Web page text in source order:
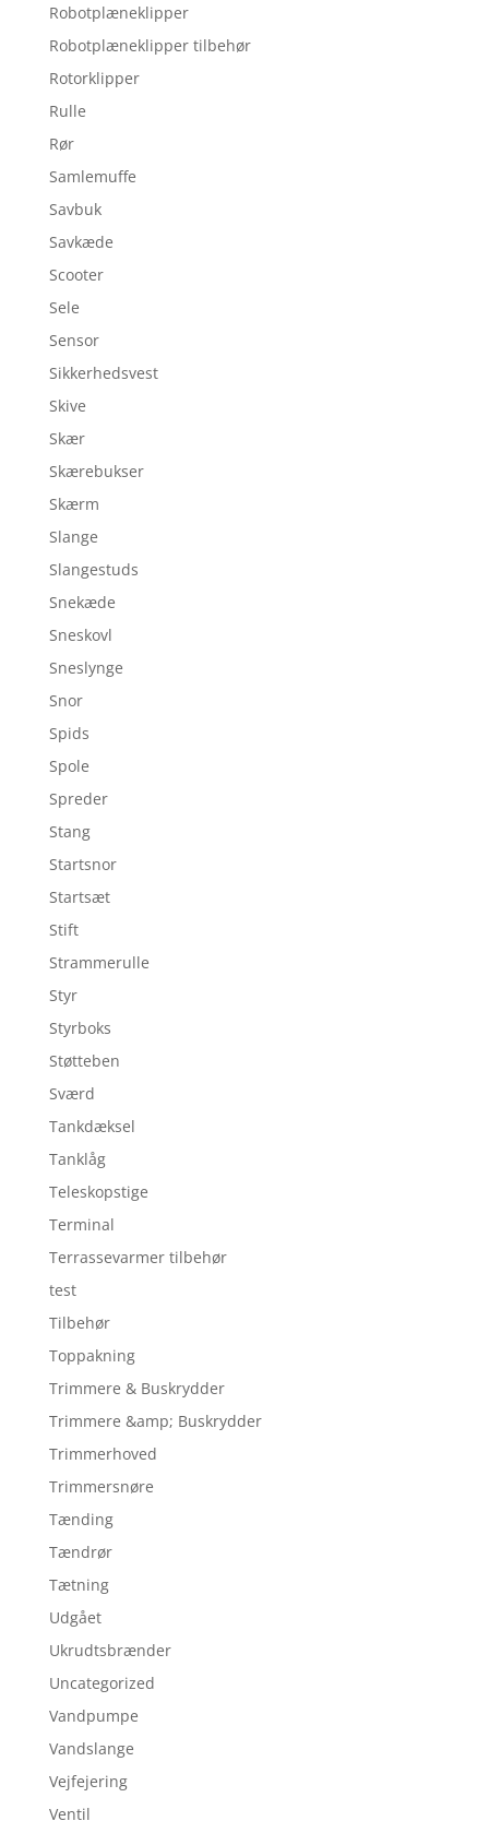
Robotplæneklipper
Robotplæneklipper tilbehør
Rotorklipper
Rulle
Rør
Samlemuffe
Savbuk
Savkæde
Scooter
Sele
Sensor
Sikkerhedsvest
Skive
Skær
Skærebukser
Skærm
Slange
Slangestuds
Snekæde
Sneskovl
Sneslynge
Snor
Spids
Spole
Spreder
Stang
Startsnor
Startsæt
Stift
Strammerulle
Styr
Styrboks
Støtteben
Sværd
Tankdæksel
Tanklåg
Teleskopstige
Terminal
Terrassevarmer tilbehør
test
Tilbehør
Toppakning
Trimmere & Buskrydder
Trimmere &amp; Buskrydder
Trimmerhoved
Trimmersnøre
Tænding
Tændrør
Tætning
Udgået
Ukrudtsbrænder
Uncategorized
Vandpumpe
Vandslange
Vejfejering
Ventil